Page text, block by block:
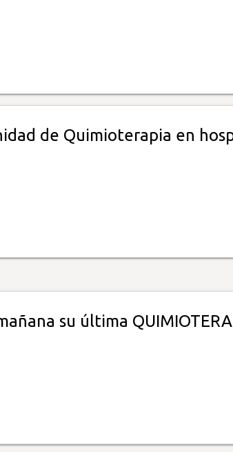
de Quimioterapia en
su última